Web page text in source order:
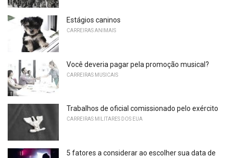
Estágios caninos
CARREIRAS ANIMAIS
Você deveria pagar pela promoção musical?
CARREIRAS MUSICAIS
Trabalhos de oficial comissionado pelo exército
CARREIRAS MILITARES DOS EUA
5 fatores a considerar ao escolher sua data de